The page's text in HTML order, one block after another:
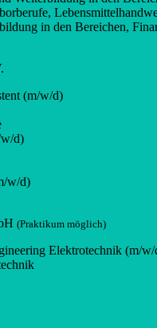
in den Bereichen,
(m/w/d)
d)
w/d)
(Praktikum möglich)
Elektrotechnik (m/w/